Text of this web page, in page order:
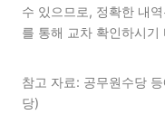
수 있으므로, 정확한 내
를 통해 교차 확인하시기
참고 자료: 공무원수당
당)